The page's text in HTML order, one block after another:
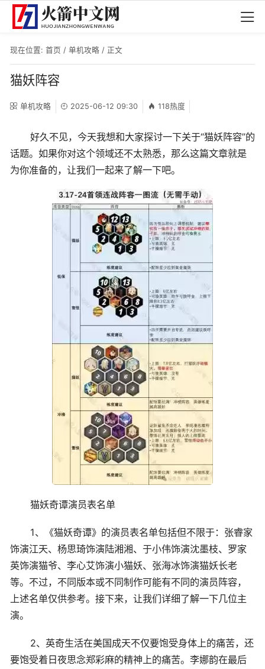
现在位置: 首页 / 单机攻略 / 正文
猫妖阵容
单机攻略 2025-06-12 09:30 118热度
好久不见，今天我想和大家探讨一下关于“猫妖阵容”的
话题。如果你对这个领域还不太熟悉，那么这篇文章就是
为你准备的，让我们一起来了解一下吧。
猫妖奇谭演员表名单
1、《猫妖奇谭》的演员表名单包括但不限于：张睿家
饰演江天、杨思琦饰演陆湘湘、于小伟饰演沈墨枝、罗家
英饰演猫爷、李心艾饰演小猫妖、张海冰饰演猫妖长老
等。不过，不同版本或不同制作可能有不同的演员阵容，
上述名单仅供参考。接下来，让我们详细了解一下几位主
演。
2、英奇生活在美国成天不仅要饱受身体上的痛苦，还
要饱受着日夜思念郑彩麻的精神上的痛苦。李娜韵在最后